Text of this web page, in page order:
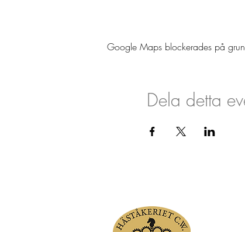
Google Maps blockerades på
Dela detta